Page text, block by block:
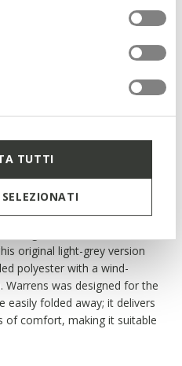
in qualsiasi momento le
TUTTI
original light-grey version
polyester with a wind-
Warrens was designed for the
easily folded away; it delivers
of comfort, making it suitable